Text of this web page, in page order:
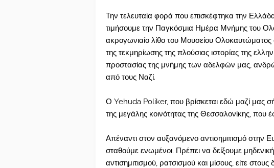
Την τελευταία φορά που επισκέφτηκα την
τιμήσουμε την Παγκόσμια Ημέρα Μνήμης του
ακρογωνιαίο λίθο του Μουσείου
της τεκμηρίωσης της πλούσιας ιστορίας της
προστασίας της μνήμης των αδελφών μας,
από τους Ναζί.
Ο Yehuda Poliker, που βρίσκεται εδώ μαζί μας
της μεγάλης κοινότητας της Θεσσαλονίκης, που
Απέναντι στον αυξανόμενο αντισημιτισμό στην
σταθούμε ενωμένοι. Πρέπει να δείξουμε
αντισημιτισμού, ρατσισμού και μίσους, είτε στους